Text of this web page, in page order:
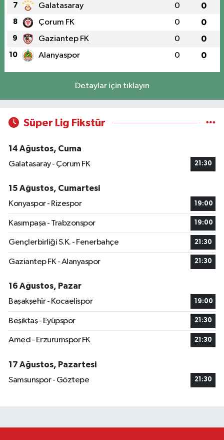
7 Galatasaray 0 0
8 Çorum FK 0 0
9 Gaziantep FK 0 0
10 Alanyaspor 0 0
Detaylar için tıklayın
Süper Lig Fikstür
14 Ağustos, Cuma
Galatasaray - Çorum FK
21:30
15 Ağustos, Cumartesi
Konyaspor - Rizespor
19:00
Kasımpaşa - Trabzonspor 19:00
Gençlerbirliği S.K. - Fenerbahçe 21:30
Gaziantep FK - Alanyaspor 21:30
16 Ağustos, Pazar
Başakşehir - Kocaelispor
19:00
Beşiktaş - Eyüpspor 21:30
Amed - Erzurumspor FK 21:30
17 Ağustos, Pazartesi
Samsunspor - Göztepe
21:30